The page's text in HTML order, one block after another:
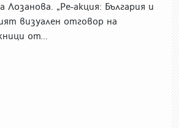
Лозанова. „Ре-акция: България и
визуален отговор на
от...